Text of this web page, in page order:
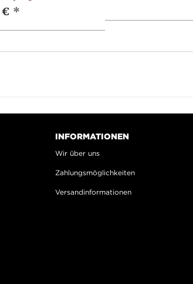
€ *
INFORMATIONEN
Wir über uns
Zahlungsmöglichkeiten
Versandinformationen